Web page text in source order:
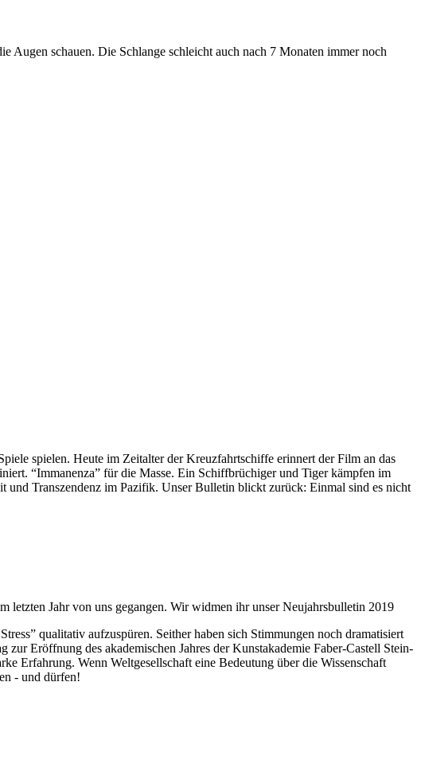
schauen. Die Schlange schleicht auch nach 7 Monaten immer noch
spielen. Heute im Zeitalter der Kreuzfahrtschiffe erinnert der Film an das
“Immanenza” für die Masse. Ein Schiffbrüchiger und Tiger kämpfen im
und Transzendenz im Pazifik. Unser Bulletin blickt zurück: Einmal sind es nicht
letzten Jahr von uns gegangen. Wir widmen ihr unser Neujahrsbulletin 2019
qualitativ aufzuspüren. Seither haben sich Stimmungen noch dramatisiert
Eröffnung des akademischen Jahres der Kunstakademie Faber-Castell Stein-
Erfahrung. Wenn Weltgesellschaft eine Bedeutung über die Wissenschaft
- und dürfen!